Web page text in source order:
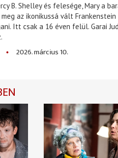
B. Shelley és felesége, Mary a
az ikonikussá vált
Itt csak a 16 éven felül. Garai
2026. március 10.